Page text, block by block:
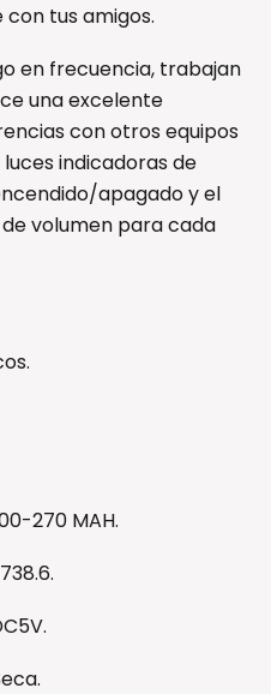
tus amigos.
en frecuencia, trabajan
una excelente
con otros equipos
indicadoras de
apagado y el
volumen para cada
270 MAH.